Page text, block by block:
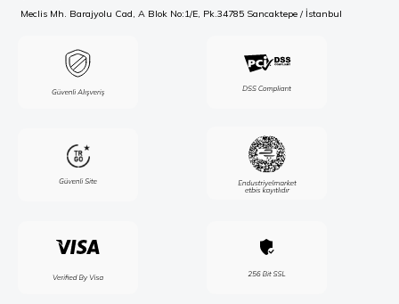
Meclis Mh. Barajyolu Cad, A Blok No:1/E, Pk.34785 Sancaktepe / İstanbul